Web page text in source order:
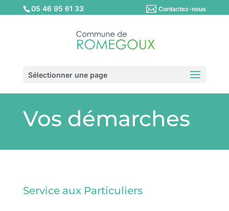
05 46 95 61 33 Contactez-nous
Sélectionner une page
Vos démarches
Service aux Particuliers